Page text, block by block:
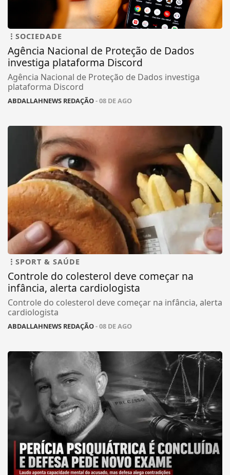
SOCIEDADE
Agência Nacional de Proteção de Dados
investiga plataforma Discord
Agência Nacional de Proteção de Dados investiga
plataforma Discord
ABDALLAHNEWS REDAÇÃO- 08 DE AGO
SPORT & SAÚDE
Controle do colesterol deve começar na
infância, alerta cardiologista
Controle do colesterol deve começar na infância, alerta
cardiologista
ABDALLAHNEWS REDAÇÃO- 08 DE AGO